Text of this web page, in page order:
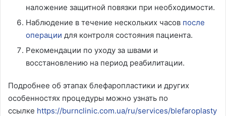
наложение защитной повязки при необходимости.
Наблюдение в течение нескольких часов после
операции для контроля состояния пациента.
Рекомендации по уходу за швами и
восстановлению на период реабилитации.
Подробнее об этапах блефаропластики и других
особенностях процедуры можно узнать по
ссылке https://burnclinic.com.ua/ru/services/blefaroplasty